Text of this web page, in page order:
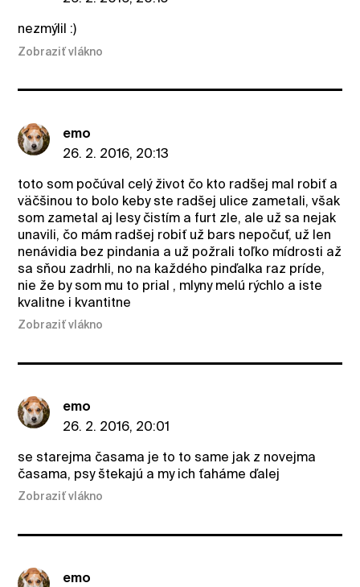
nezmýlil :)
Zobraziť vlákno
emo
26. 2. 2016, 20:13
toto som počúval celý život čo kto radšej mal robiť a
väčšinou to bolo keby ste radšej ulice zametali, však
som zametal aj lesy čistím a furt zle, ale už sa nejak
unavili, čo mám radšej robiť už bars nepočuť, už len
nenávidia bez pindania a už požrali toľko mídrosti až
sa sňou zadrhli, no na každého pinďalka raz príde,
nie že by som mu to prial , mlyny melú rýchlo a iste
kvalitne i kvantitne
Zobraziť vlákno
emo
26. 2. 2016, 20:01
se starejma časama je to to same jak z novejma
časama, psy štekajú a my ich ťaháme ďalej
Zobraziť vlákno
emo